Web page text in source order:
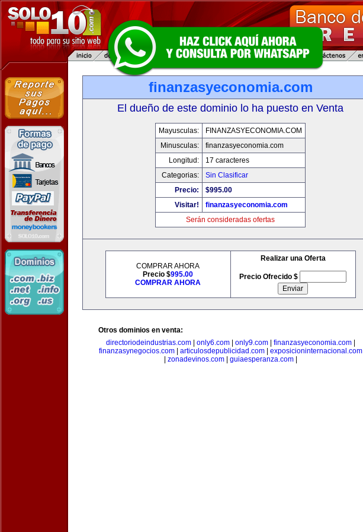
finanzasyeconomia.com
El dueño de este dominio lo ha puesto en Venta
Mayusculas:
FINANZASYECONOMIA.COM
Minusculas:
finanzasyeconomia.com
Longitud:
17 caracteres
Categorias:
Sin Clasificar
Precio:
$995.00
Visitar!
finanzasyeconomia.com
Serán consideradas ofertas
COMPRAR AHORA
Precio $995.00
COMPRAR AHORA
Realizar una Oferta
Precio Ofrecido $
Otros dominios en venta:
directoriodeindustrias.com| only6.com| only9.com| finanzasyeconomia.com|
finanzasynegocios.com| articulosdepublicidad.com| exposicioninternacional.com
zonadevinos.com| guiaesperanza.com|